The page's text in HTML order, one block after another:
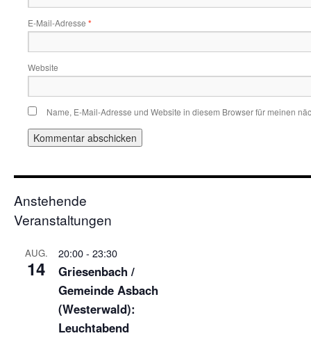
E-Mail-Adresse *
Website
Name, E-Mail-Adresse und Website in diesem Browser für meinen
Anstehende
Veranstaltungen
AUG.
14
20:00- 23:30
Griesenbach /
Gemeinde Asbach
(Westerwald):
Leuchtabend